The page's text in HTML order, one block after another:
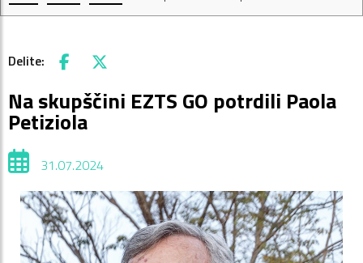
Delite: Facebook
X
Na skupščini EZTS GO potrdili Paola
Petiziola
31.07.2024